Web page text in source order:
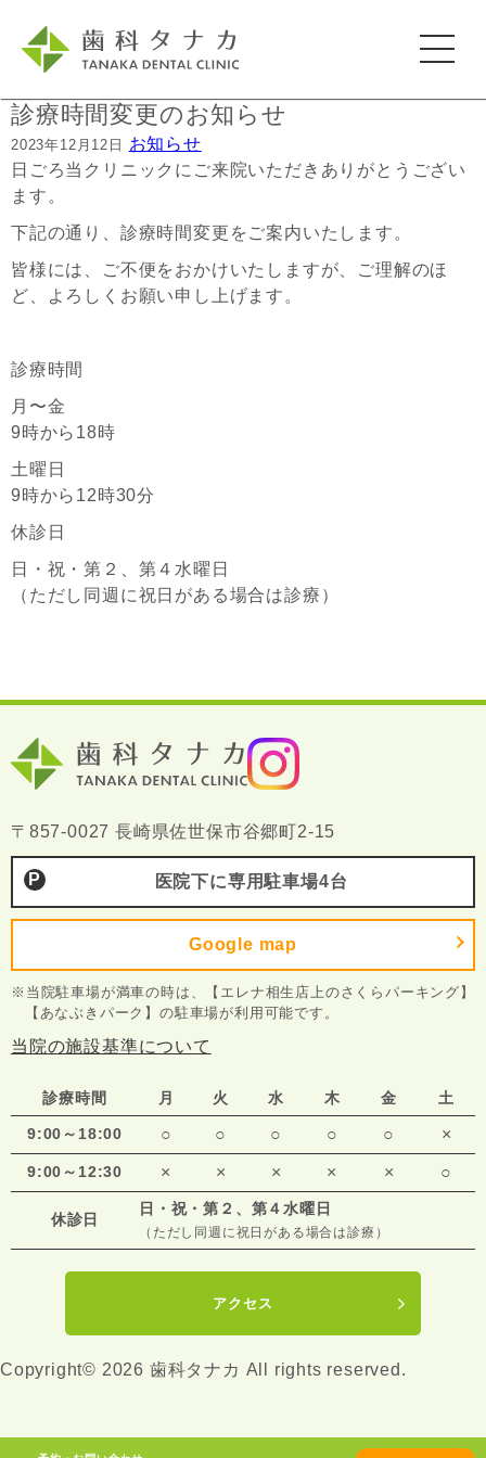
診療時間変更のお知らせ
2023年12月12日
お知らせ
日ごろ当クリニックにご来院いただきありがとうござい
ます。
下記の通り、診療時間変更をご案内いたします。
皆様には、ご不便をおかけいたしますが、ご理解のほ
ど、よろしくお願い申し上げます。
診療時間
月〜金
9時から18時
土曜日
9時から12時30分
休診日
日・祝・第２、第４水曜日
（ただし同週に祝日がある場合は診療）
〒857-0027 長崎県佐世保市谷郷町2-15
医院下に専用駐車場4台
Google map
※当院駐車場が満車の時は、【エレナ相生店上のさくらパーキング】
【あなぶきパーク】の駐車場が利用可能です。
当院の施設基準について
診療時間 月 火 水 木 金 土
9:00～18:00 ○ ○ ○ ○ ○ ×
9:00～12:30 × × × × × ○
休診日
日・祝・第２、第４水曜日
（ただし同週に祝日がある場合は診療）
アクセス
Copyright© 2026 歯科タナカ All rights reserved.